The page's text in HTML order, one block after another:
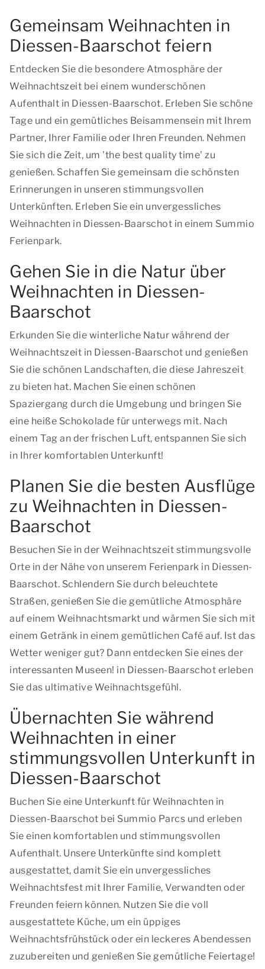
Gemeinsam Weihnachten in
Diessen-Baarschot feiern
Entdecken Sie die besondere Atmosphäre der
Weihnachtszeit bei einem wunderschönen
Aufenthalt in Diessen-Baarschot. Erleben Sie schöne
Tage und ein gemütliches Beisammensein mit Ihrem
Partner, Ihrer Familie oder Ihren Freunden. Nehmen
Sie sich die Zeit, um 'the best quality time' zu
genießen. Schaffen Sie gemeinsam die schönsten
Erinnerungen in unseren stimmungsvollen
Unterkünften. Erleben Sie ein unvergessliches
Weihnachten in Diessen-Baarschot in einem Summio
Ferienpark.
Gehen Sie in die Natur über
Weihnachten in Diessen-
Baarschot
Erkunden Sie die winterliche Natur während der
Weihnachtszeit in Diessen-Baarschot und genießen
Sie die schönen Landschaften, die diese Jahreszeit
zu bieten hat. Machen Sie einen schönen
Spaziergang durch die Umgebung und bringen Sie
eine heiße Schokolade für unterwegs mit. Nach
einem Tag an der frischen Luft, entspannen Sie sich
in Ihrer komfortablen Unterkunft!
Planen Sie die besten Ausflüge
zu Weihnachten in Diessen-
Baarschot
Besuchen Sie in der Weihnachtszeit stimmungsvolle
Orte in der Nähe von unserem Ferienpark in Diessen-
Baarschot. Schlendern Sie durch beleuchtete
Straßen, genießen Sie die gemütliche Atmosphäre
auf einem Weihnachtsmarkt und wärmen Sie sich mit
einem Getränk in einem gemütlichen Café auf. Ist das
Wetter weniger gut? Dann entdecken Sie eines der
interessanten Museen! in Diessen-Baarschot erleben
Sie das ultimative Weihnachtsgefühl.
Übernachten Sie während
Weihnachten in einer
stimmungsvollen Unterkunft in
Diessen-Baarschot
Buchen Sie eine Unterkunft für Weihnachten in
Diessen-Baarschot bei Summio Parcs und erleben
Sie einen komfortablen und stimmungsvollen
Aufenthalt. Unsere Unterkünfte sind komplett
ausgestattet, damit Sie ein unvergessliches
Weihnachtsfest mit Ihrer Familie, Verwandten oder
Freunden feiern können. Nutzen Sie die voll
ausgestattete Küche, um ein üppiges
Weihnachtsfrühstück oder ein leckeres Abendessen
zuzubereiten und genießen Sie gemütliche Feiertage!